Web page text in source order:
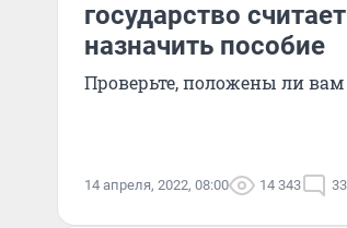
государство
назначить пособие
Проверьте, положены ли
14 апреля, 2022, 08:00 14 343 33